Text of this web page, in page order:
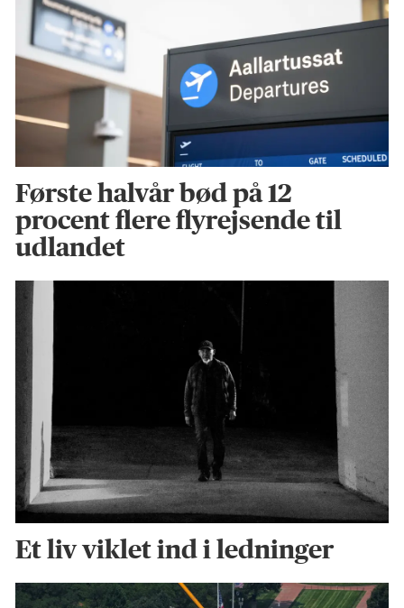
Første halvår bød på 12
procent flere flyrejsende til
udlandet
Et liv viklet ind i ledninger